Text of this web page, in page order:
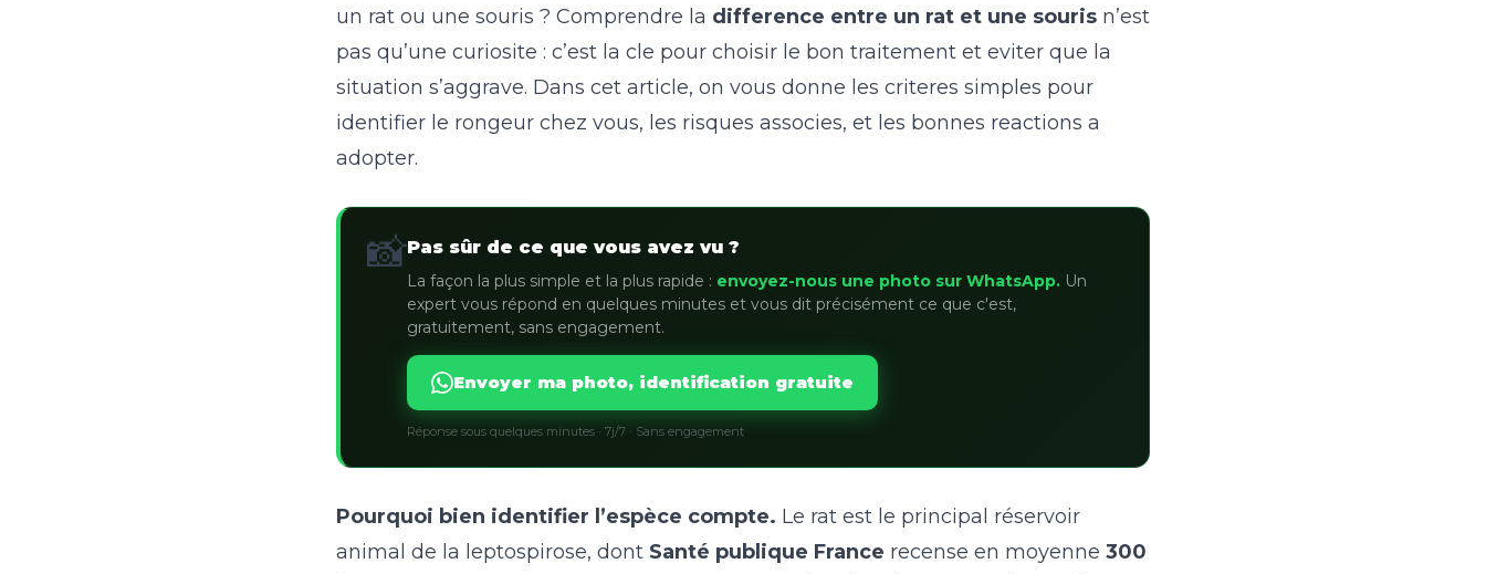
un rat ou une souris ? Comprendre la difference entre un rat et une souris n’est
pas qu’une curiosite : c’est la cle pour choisir le bon traitement et eviter que la
situation s’aggrave. Dans cet article, on vous donne les criteres simples pour
identifier le rongeur chez vous, les risques associes, et les bonnes reactions a
adopter.
📸Pas sûr de ce que vous avez vu ?
La façon la plus simple et la plus rapide : envoyez-nous une photo sur WhatsApp. Un
expert vous répond en quelques minutes et vous dit précisément ce que c'est,
gratuitement, sans engagement.
Envoyer ma photo, identification gratuite
Réponse sous quelques minutes · 7j/7 · Sans engagement
Pourquoi bien identifier l’espèce compte. Le rat est le principal réservoir
animal de la leptospirose, dont Santé publique France recense en moyenne 300